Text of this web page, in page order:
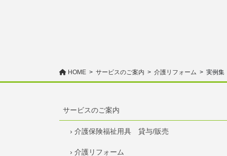
HOME サービスのご案内 介護リフォーム 実例集
サービスのご案内
› 介護保険福祉用具 貸与/販売
› 介護リフォーム